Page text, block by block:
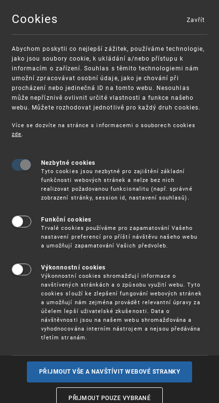
MENU
VAROVÁNÍ
Finanční podpora
Vynálezy / Patenty
Užitnévzory
Ochrannéznámky
Označení původua zeměpisná
Cookies
Abychom poskytli co nejlepší zážitek, používáme technologie,
jako jsou soubory cookie, k ukládání a/nebo přístupu k
informacím o zařízení. Souhlas s těmito technologiemi nám
umožní zpracovávat osobní údaje, jako je chování při
procházení nebo jedinečná ID na tomto webu. Nesouhlas
může nepříznivě ovlivnit určité vlastnosti a funkce našeho
webu. Můžete rozhodovat jednotlivě pro každý druh cookies.
Více se dozvíte na stránce s informacemi o souborech cookies
zde.
Nezbytné cookies
Tyto cookies jsou nezbytné pro zajištění základní
funkčnosti webových stránek a nelze bez nich
realizovat požadovanou funkcionalitu (např. správné
zobrazení stránky, session id, nastavení souhlasů).
Funkční cookies
Trvalé cookies používáme pro zapamatování Vašeho
nastavení preferencí pro příští návštěvu našeho webu
a umožňují zapamatování Vašich předvoleb.
Výkonnostní cookies
Výkonnostní cookies shromažďují informace o
navštívených stránkách a o způsobu využití webu. Tyto
cookies slouží ke zlepšení fungování webových stránek
a umožňují nám zejména provádět relevantní úpravy za
účelem lepší uživatelské zkušenosti. Data o
návštěvnosti jsou na našem webu shromažďována a
vyhodnocována interním nástrojem a nejsou předávána
třetím stranám.
PŘIJMOUT VŠE A NAVŠTÍVIT WEBOVÉ STRANKY
PŘIJMOUT POUZE VYBRANÉ
Zavřít